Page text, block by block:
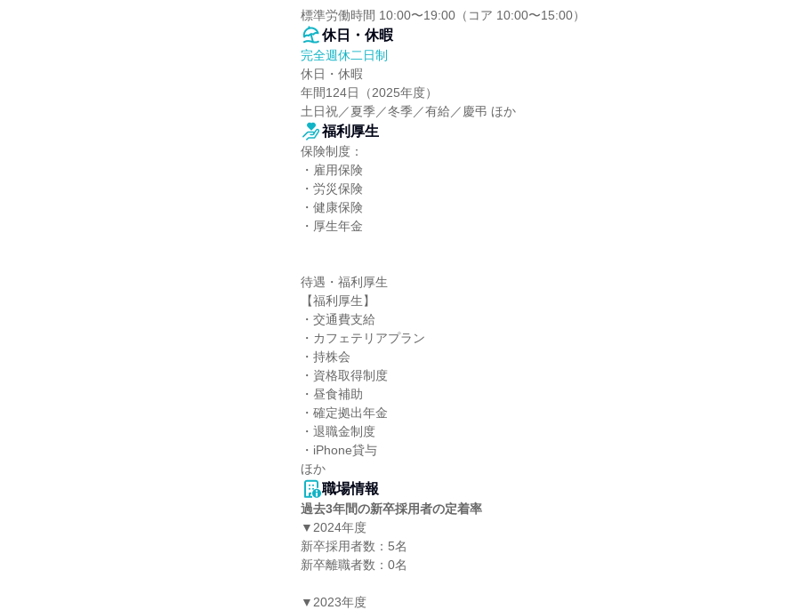
標準労働時間 10:00〜19:00（コア 10:00〜15:00）
休日・休暇
完全週休二日制
休日・休暇
年間124日（2025年度）
土日祝／夏季／冬季／有給／慶弔 ほか
福利厚生
保険制度：
・雇用保険
・労災保険
・健康保険
・厚生年金
待遇・福利厚生
【福利厚生】
・交通費支給
・カフェテリアプラン
・持株会
・資格取得制度
・昼食補助
・確定拠出年金
・退職金制度
・iPhone貸与
ほか
職場情報
過去3年間の新卒採用者の定着率
▼2024年度
新卒採用者数：5名
新卒離職者数：0名
▼2023年度